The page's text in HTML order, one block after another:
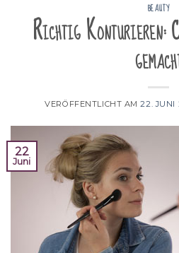
BEAUTY
Richtig Konturieren:
VERÖFFENTLICHT AM22. JUNI
22
Juni